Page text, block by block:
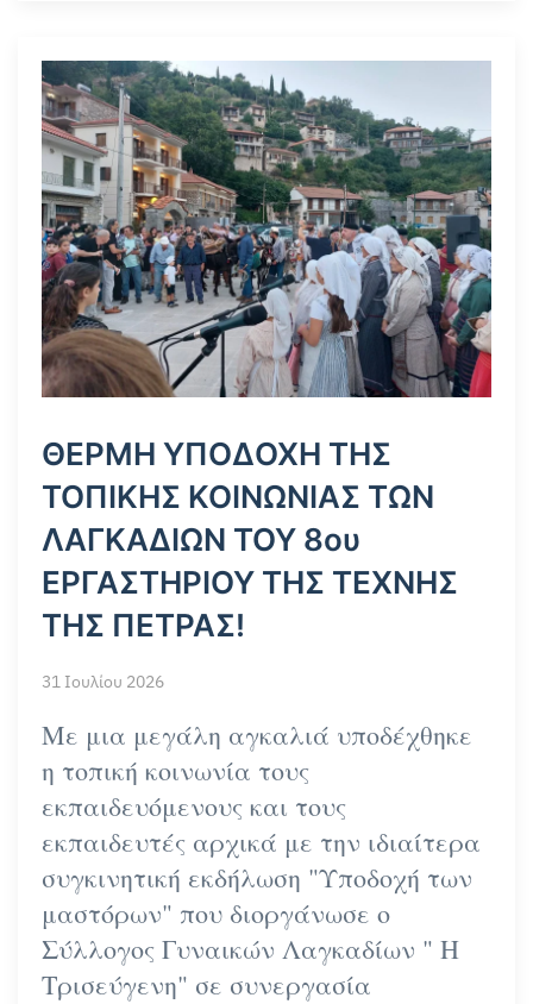
ΘΕΡΜΗ ΥΠΟΔΟΧΗ ΤΗΣ
ΤΟΠΙΚΗΣ ΚΟΙΝΩΝΙΑΣ ΤΩΝ
ΛΑΓΚΑΔΙΩΝ ΤΟΥ 8ου
ΕΡΓΑΣΤΗΡΙΟΥ ΤΗΣ ΤΕΧΝΗΣ
ΤΗΣ ΠΕΤΡΑΣ!
31 Ιουλίου 2026
Με μια μεγάλη αγκαλιά υποδέχθηκε
η τοπική κοινωνία τους
εκπαιδευόμενους και τους
εκπαιδευτές αρχικά με την ιδιαίτερα
συγκινητική εκδήλωση "Υποδοχή των
μαστόρων" που διοργάνωσε ο
Σύλλογος Γυναικών Λαγκαδίων " Η
Τρισεύγενη" σε συνεργασία